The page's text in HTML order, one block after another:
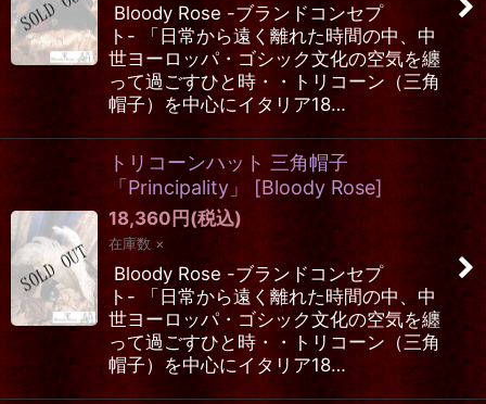
Bloody Rose -ブランドコンセプ
ト- 「日常から遠く離れた時間の中、中
世ヨーロッパ・ゴシック文化の空気を纏
って過ごすひと時・・トリコーン（三角
帽子）を中心にイタリア18…
トリコーンハット 三角帽子
「Principality」
[Bloody Rose]
18,360円(税込)
在庫数 ×
Bloody Rose -ブランドコンセプ
ト- 「日常から遠く離れた時間の中、中
世ヨーロッパ・ゴシック文化の空気を纏
って過ごすひと時・・トリコーン（三角
帽子）を中心にイタリア18…